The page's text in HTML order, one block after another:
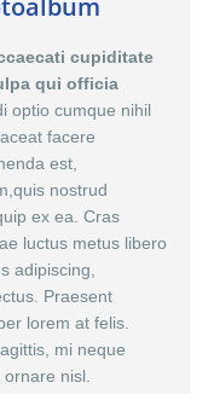
cupiditate
qui officia
optio cumque nihil
facere
est,
nostrud
ex ea. Cras
luctus metus libero
adipiscing,
Praesent
lorem at felis.
mi neque
nisl.